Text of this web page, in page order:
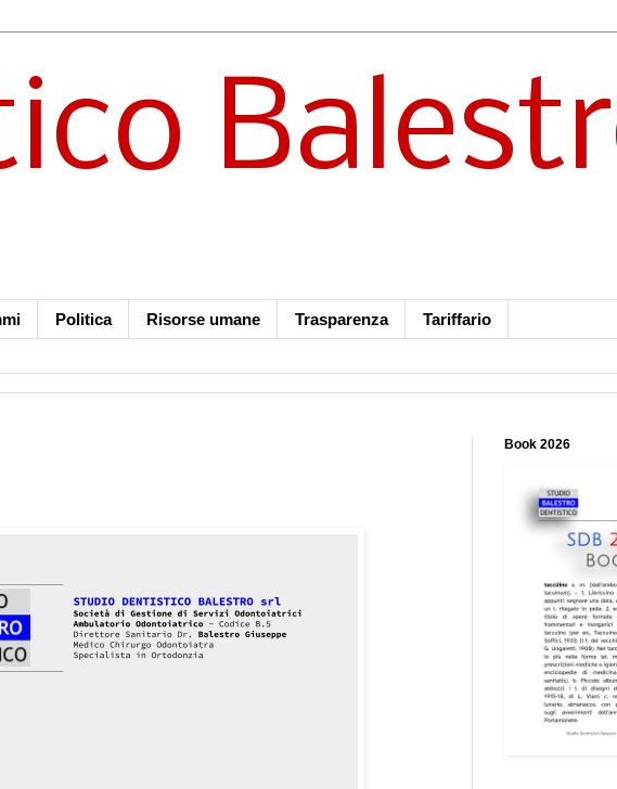
Politica Risorse umane Trasparenza Tariffario
Book 2026